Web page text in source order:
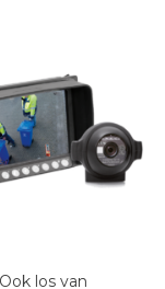
los van